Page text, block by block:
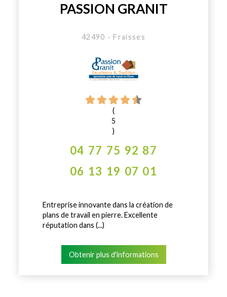
PASSION GRANIT
42490 - Fraisses
(
5
)
04 77 75 92 87
06 13 19 07 01
Entreprise innovante dans la création de
plans de travail en pierre. Excellente
réputation dans (...)
Obtenir plus d'informations